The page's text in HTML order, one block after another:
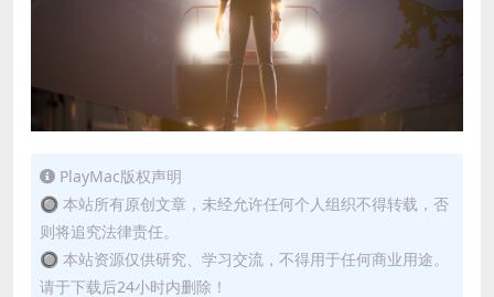
PlayMac版权声明
🔘 本站所有原创文章，未经允许任何个人组织不得转载，否
则将追究法律责任。
🔘 本站资源仅供研究、学习交流，不得用于任何商业用途。
请于下载后24小时内删除！